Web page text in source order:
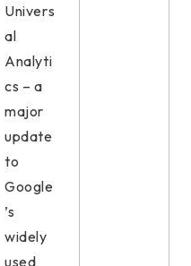
Univers
al
Analyti
cs – a
major
update
to
Google
’s
widely
used